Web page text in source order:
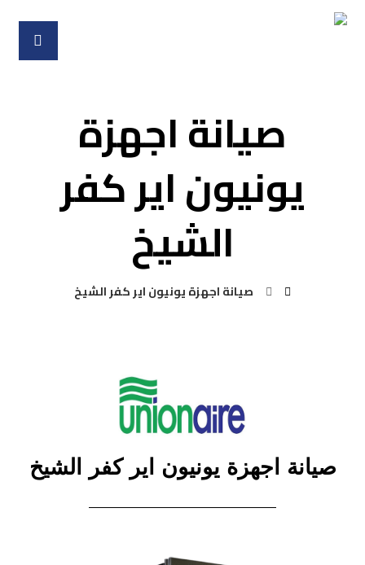
صيانة اجهزة
يونيون اير كفر
الشيخ
صيانة اجهزة يونيون اير كفر الشيخ
صيانة اجهزة يونيون اير كفر الشيخ